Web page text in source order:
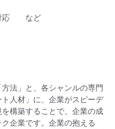
　　など
法」と、各シャンルの専門
人材」に、企業がスピーデ
構築することで、企業の成
企業です。企業の抱える